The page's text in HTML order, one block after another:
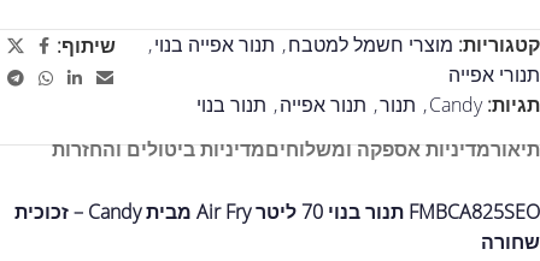
קטגוריות: מוצרי חשמל למטבח, תנור אפייה בנוי,
תנורי אפייה
תגיות: Candy
, תנור, תנור אפייה, תנור בנוי
שיתוף:
תיאורמדיניות אספקה ומשלוחיםמדיניות ביטולים והחזרות
FMBCA825SEO תנור בנוי 70 ליטר Air Fry מבית Candy – זכוכית
שחורה